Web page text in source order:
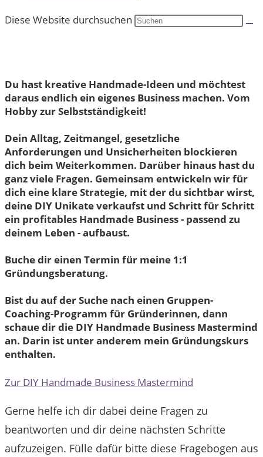
Diese Website durchsuchen
Du hast kreative Handmade-Ideen und möchtest
daraus endlich ein eigenes Business machen. Vom
Hobby zur Selbstständigkeit!
Dein Alltag, Zeitmangel, gesetzliche
Anforderungen und Unsicherheiten blockieren
dich beim Weiterkommen. Darüber hinaus hast du
ganz viele Fragen. Gemeinsam entwickeln wir für
dich eine klare Strategie, mit der du sichtbar wirst,
deine DIY Unikate verkaufst und Schritt für Schritt
ein profitables Handmade Business - passend zu
deinem Leben - aufbaust.
Buche dir einen Termin für meine 1:1
Gründungsberatung.
Bist du auf der Suche nach einen Gruppen-
Coaching-Programm für Gründerinnen, dann
schaue dir die DIY Handmade Business Mastermind
an. Darin ist unter anderem mein Gründungskurs
enthalten.
Zur DIY Handmade Business Mastermind
Gerne helfe ich dir dabei deine Fragen zu
beantworten und dir deine nächsten Schritte
aufzuzeigen. Fülle dafür bitte diese Fragebogen aus